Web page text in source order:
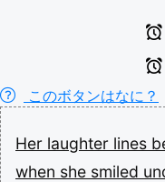
このボタンはなに？
Her laughter lines
when she smiled